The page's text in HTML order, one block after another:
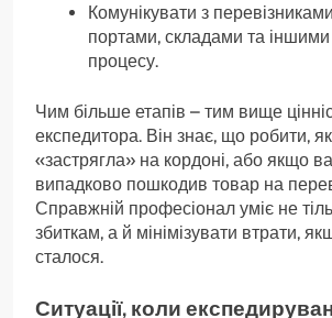
Комунікувати з
портами, складами та
процесу.
Чим більше етапів – тим вище
експедитора. Він знає, що робити,
«застрягла» на кордоні, або якщо
випадково пошкодив товар на
Справжній професіонал уміє не
збиткам, а й мінімізувати втрати,
сталося.
Ситуації, коли